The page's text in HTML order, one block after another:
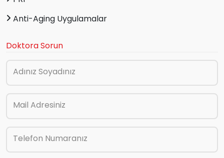
Anti-Aging Uygulamalar
Doktora Sorun
Adınız Soyadınız
Mail Adresiniz
Telefon Numaranız